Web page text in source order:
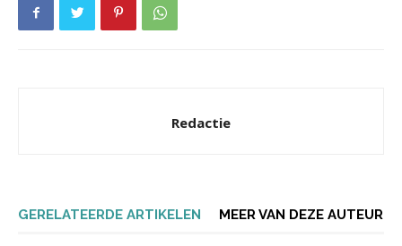
Redactie
GERELATEERDE ARTIKELEN MEER VAN DEZE AUTEUR